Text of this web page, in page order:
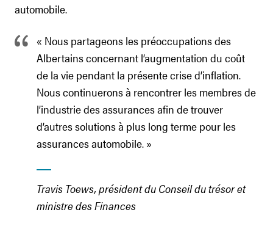
automobile.
« Nous partageons les préoccupations des
Albertains concernant l’augmentation du coût
de la vie pendant la présente crise d’inflation.
Nous continuerons à rencontrer les membres de
l’industrie des assurances afin de trouver
d’autres solutions à plus long terme pour les
assurances automobile. »
Travis Toews, président du Conseil du trésor et
ministre des Finances